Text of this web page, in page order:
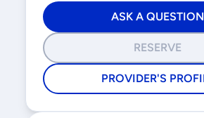
ASK A QUESTION
RESERVE
PROVIDER'S